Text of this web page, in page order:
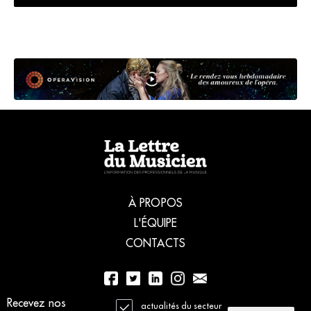
Recevez nos
actualités du secteur
À PROPOS
L'ÉQUIPE
CONTACTS
01 56 77 04 00